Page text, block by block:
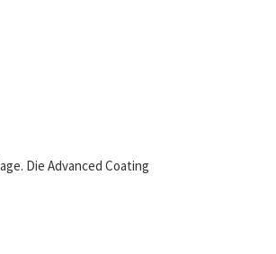
Die Advanced Coating